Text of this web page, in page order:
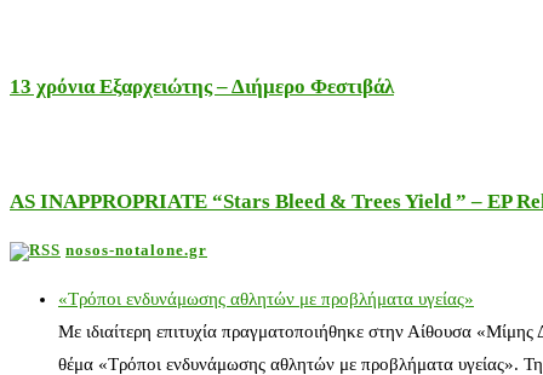
13 χρόνια Εξαρχειώτης – Διήμερο Φεστιβάλ
AS INAPPROPRIATE “Stars Bleed & Trees Yield ” – EP
nosos-notalone.gr
«Τρόποι ενδυνάμωσης αθλητών με προβλήματα υγείας»
Με ιδιαίτερη επιτυχία πραγματοποιήθηκε στην Αίθουσα
θέμα «Τρόποι ενδυνάμωσης αθλητών με προβλήματα υγείας».